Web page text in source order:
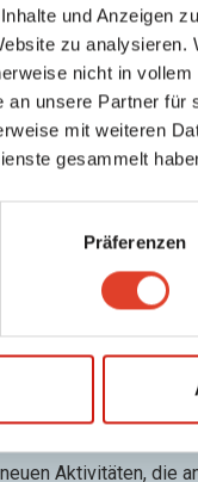
und Anzeigen
zu
nicht in
an unsere Partner
mit weiteren
gesammelt
Präferenzen
GmbH
2024
Amerlingstraße
directions
Ansehen
Wir helfen
Aktivitäten, die